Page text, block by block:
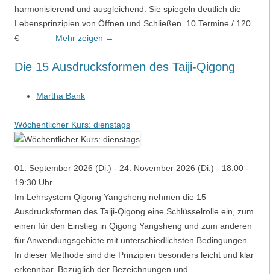
harmonisierend und ausgleichend. Sie spiegeln deutlich die
Lebensprinzipien von Öffnen und Schließen. 10 Termine / 120
€ Mehr zeigen →
Die 15 Ausdrucksformen des Taiji-Qigong
Martha Bank
Wöchentlicher Kurs: dienstags
01. September 2026 (Di.) - 24. November 2026 (Di.) - 18:00 -
19:30 Uhr
Im Lehrsystem Qigong Yangsheng nehmen die 15
Ausdrucksformen des Taiji-Qigong eine Schlüsselrolle ein, zum
einen für den Einstieg in Qigong Yangsheng und zum anderen
für Anwendungsgebiete mit unterschiedlichsten Bedingungen.
In dieser Methode sind die Prinzipien besonders leicht und klar
erkennbar. Bezüglich der Bezeichnungen und